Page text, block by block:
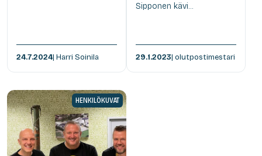
24.7.2024| Harri Soinila
Sipponen kävi...
29.1.2023| olutpostimestari
HENKILÖKUVAT